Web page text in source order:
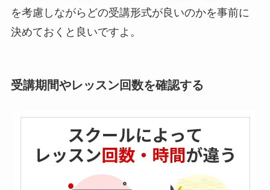
を考慮しながらどの受講形式が良いのかを事前に
決めておくと良いですよ。
受講期間やレッスン回数を確認する